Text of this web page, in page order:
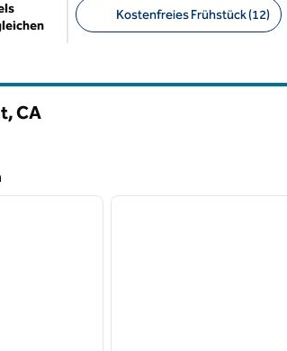
Kostenfreies Frühstück (12)
CA
nächstes Bild
1 von 12